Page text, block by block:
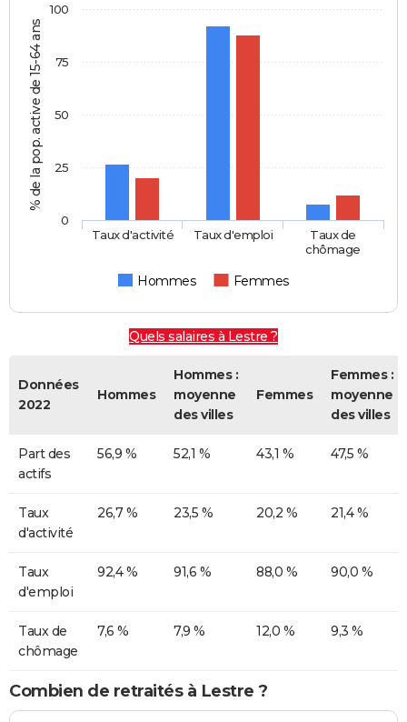
% de la pop. active de 15-64 ans
Hommes Femmes
Taux d'activité Taux d'emploi
Taux de
chômage
0
25
50
75
100
Quels salaires à Lestre ?
Données
2022
Hommes
Hommes :
moyenne
des villes
Femmes
Femmes :
moyenne
des villes
Part des
actifs
56,9 % 52,1 % 43,1 % 47,5 %
Taux
d'activité
26,7 % 23,5 % 20,2 % 21,4 %
Taux
d'emploi
92,4 % 91,6 % 88,0 % 90,0 %
Taux de
chômage
7,6 % 7,9 % 12,0 % 9,3 %
Combien de retraités à Lestre ?